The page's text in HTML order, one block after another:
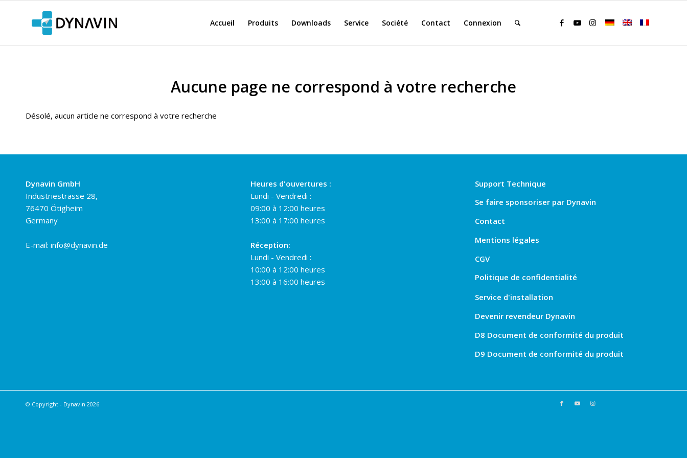
Accueil Produits Downloads Service Société Contact Connexion
Aucune page ne correspond à votre recherche
Désolé, aucun article ne correspond à votre recherche
Dynavin GmbH
Industriestrasse 28,
76470 Ötigheim
Germany
E-mail: info@dynavin.de
Heures d'ouvertures :
Lundi - Vendredi :
09:00 à 12:00 heures
13:00 à 17:00 heures
Réception:
Lundi - Vendredi :
10:00 à 12:00 heures
13:00 à 16:00 heures
Support Technique
Se faire sponsoriser par Dynavin
Contact
Mentions légales
CGV
Politique de confidentialité
Service d'installation
Devenir revendeur Dynavin
D8 Document de conformité du produit
D9 Document de conformité du produit
© Copyright - Dynavin 2026